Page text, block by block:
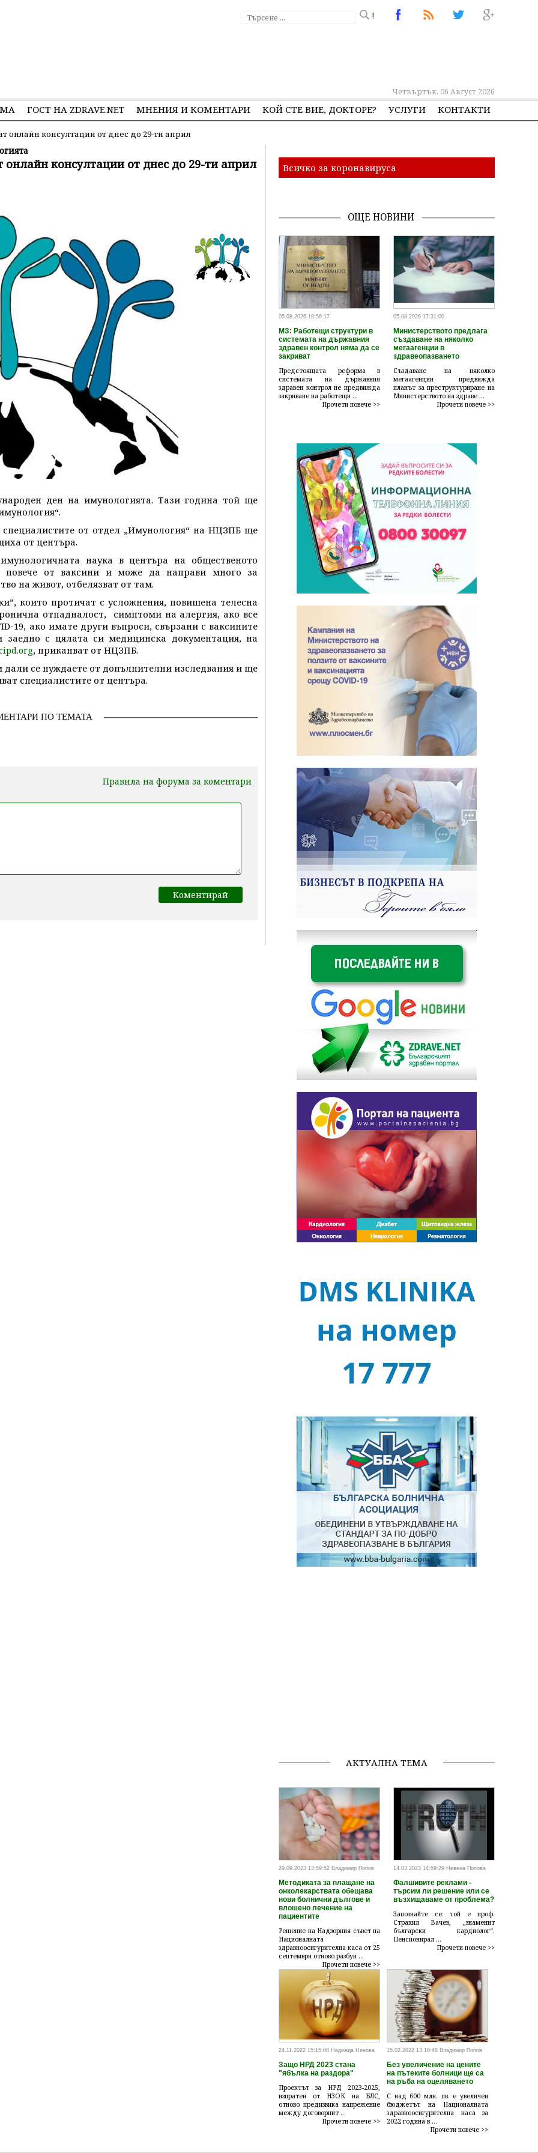
!
Четвъртък, 06 Август 2026
ГОСТ НА ZDRAVE.NET МНЕНИЯ И КОМЕНТАРИ КОЙ СТЕ ВИЕ, ДОКТОРЕ? УСЛУГИ КОНТАКТИ
консултации от днес до 29-ти април
консултации от днес до 29-ти април
ден на имунологията. Тази година той ще
от отдел „Имунология“ на НЦЗПБ ще
от центъра.
наука в центъра на общественото
от ваксини и може да направи много за
на живот, отбелязват от там.
които протичат с усложнения, повишена телесна
отпадналост, симптоми на алергия, ако все
19, ако имате други въпроси, свързани с ваксините
заедно с цялата си медицинска документация, на
, приканват от НЦЗПБ.
се нуждаете от допълнителни изследвания и ще
специалистите от центъра.
ПО ТЕМАТА
Правила на форума за коментари
Всичко за коронавируса
ОЩЕ НОВИНИ
05.08.2026 18:56:17
МЗ: Работещи структури в
системата на държавния
здравен контрол няма да се
закриват
Предстоящата реформа в
системата на държавния
здравен контрол не предвижда
закриване на работещи ...
Прочети повече >>
05.08.2026 17:31:00
Министерството предлага
създаване на няколко
мегаагенции в
здравеопазването
Създаване на няколко
мегаагенции предвижда
планът за преструктуриране на
Министерството на здраве ...
Прочети повече >>
АКТУАЛНА ТЕМА
29.09.2023 13:59:52 Владимир Попов
Методиката за плащане на
онколекарствата обещава
нови болнични дългове и
влошено лечение на
пациентите
Решение на Надзорния съвет на
Националната
здравноосигурителна каса от 25
септември отново разбун ...
Прочети повече >>
14.03.2023 14:59:29 Невена Попова
Фалшивите реклами -
търсим ли решение или се
възхищаваме от проблема?
Запознайте се: той е проф.
Страхил Вачев, „знаменит
български кардиолог“.
Пенсионирал ...
Прочети повече >>
24.11.2022 15:15:08 Надежда Ненова
Защо НРД 2023 стана
"ябълка на раздора"
Проектът за НРД 2023-2025,
изпратен от НЗОК на БЛС,
отново предизвика напрежение
между договорнит ...
Прочети повече >>
15.02.2022 13:19:48 Владимир Попов
Без увеличение на цените
на пътеките болници ще са
на ръба на оцеляването
С над 600 млн. лв. е увеличен
бюджетът на Националната
здравноосигурителна каса за
2022 година в ...
Прочети повече >>